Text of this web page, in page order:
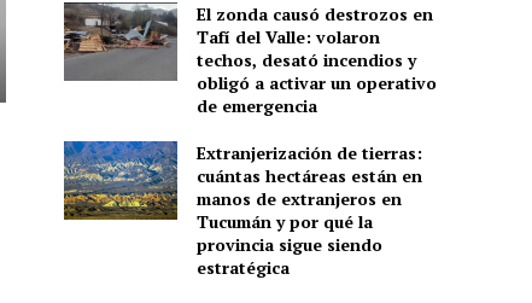
El zonda causó destrozos en
Tafí del Valle: volaron
techos, desató incendios y
obligó a activar un operativo
de emergencia
Extranjerización de tierras:
cuántas hectáreas están en
manos de extranjeros en
Tucumán y por qué la
provincia sigue siendo
estratégica